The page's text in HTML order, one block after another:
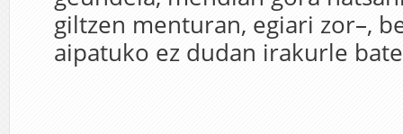
giltzen menturan, egiari zor–,
aipatuko ez dudan irakurle